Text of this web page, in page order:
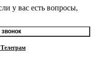
у вас есть вопросы,
звонок